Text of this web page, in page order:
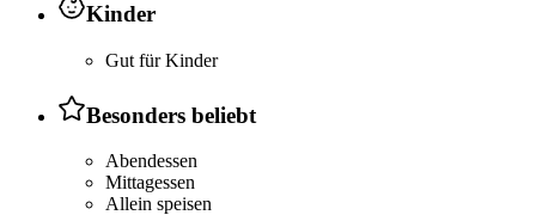
Kinder
Gut für Kinder
Besonders beliebt
Abendessen
Mittagessen
Allein speisen